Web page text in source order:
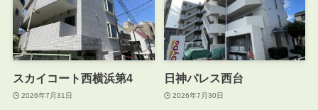
スカイコート西横浜第4
2026年7月31日
日神パレス西台
2026年7月30日